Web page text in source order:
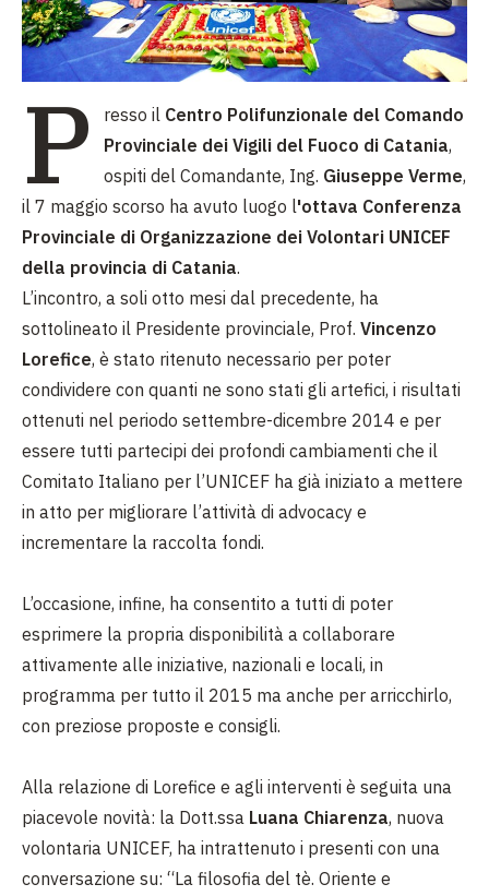
P resso il Centro Polifunzionale del Comando
Provinciale dei Vigili del Fuoco di Catania,
ospiti del Comandante, Ing. Giuseppe Verme,
il 7 maggio scorso ha avuto luogo l'ottava Conferenza
Provinciale di Organizzazione dei Volontari UNICEF
della provincia di Catania.
L’incontro, a soli otto mesi dal precedente, ha
sottolineato il Presidente provinciale, Prof. Vincenzo
Lorefice, è stato ritenuto necessario per poter
condividere con quanti ne sono stati gli artefici, i risultati
ottenuti nel periodo settembre-dicembre 2014 e per
essere tutti partecipi dei profondi cambiamenti che il
Comitato Italiano per l’UNICEF ha già iniziato a mettere
in atto per migliorare l’attività di advocacy e
incrementare la raccolta fondi.
L’occasione, infine, ha consentito a tutti di poter
esprimere la propria disponibilità a collaborare
attivamente alle iniziative, nazionali e locali, in
programma per tutto il 2015 ma anche per arricchirlo,
con preziose proposte e consigli.
Alla relazione di Lorefice e agli interventi è seguita una
piacevole novità: la Dott.ssa Luana Chiarenza, nuova
volontaria UNICEF, ha intrattenuto i presenti con una
conversazione su: “La filosofia del tè. Oriente e